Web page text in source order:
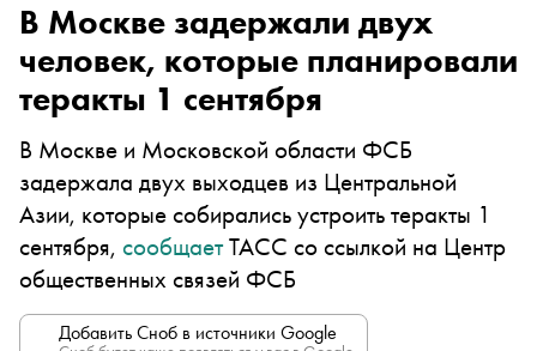
В Москве задержали двух
человек, которые планировали
теракты 1 сентября
В Москве и Московской области ФСБ
задержала двух выходцев из Центральной
Азии, которые собирались устроить теракты 1
сентября, сообщаетТАСС со ссылкой на Центр
общественных связей ФСБ
Добавить Сноб в источники Google